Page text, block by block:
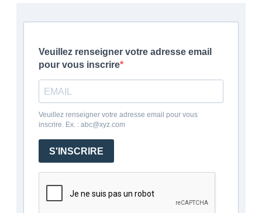
Veuillez renseigner votre adresse email
pour vous inscrire
Veuillez renseigner votre adresse email pour vous
inscrire. Ex. : abc@xyz.com
S'INSCRIRE